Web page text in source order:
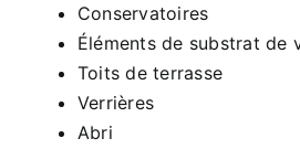
Conservatoires
Éléments de substrat de
Toits de terrasse
Verrières
Abri